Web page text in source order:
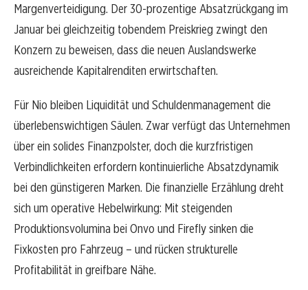
Margenverteidigung. Der 30-prozentige Absatzrückgang im
Januar bei gleichzeitig tobendem Preiskrieg zwingt den
Konzern zu beweisen, dass die neuen Auslandswerke
ausreichende Kapitalrenditen erwirtschaften.
Für Nio bleiben Liquidität und Schuldenmanagement die
überlebenswichtigen Säulen. Zwar verfügt das Unternehmen
über ein solides Finanzpolster, doch die kurzfristigen
Verbindlichkeiten erfordern kontinuierliche Absatzdynamik
bei den günstigeren Marken. Die finanzielle Erzählung dreht
sich um operative Hebelwirkung: Mit steigenden
Produktionsvolumina bei Onvo und Firefly sinken die
Fixkosten pro Fahrzeug – und rücken strukturelle
Profitabilität in greifbare Nähe.